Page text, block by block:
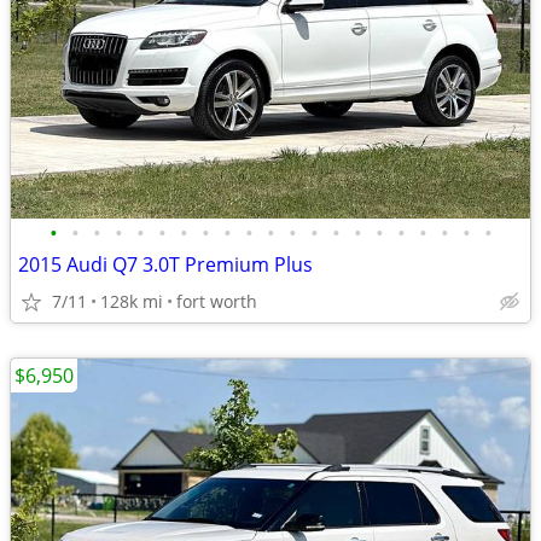
• • • • • • • • • • • • • • • • • • • • •
2015 Audi Q7 3.0T Premium Plus
7/11 128k mi fort worth
$6,950